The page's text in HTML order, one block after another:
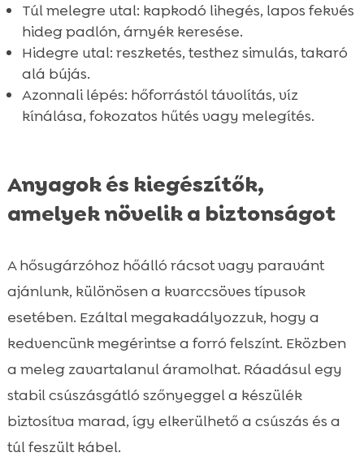
Túl melegre utal: kapkodó lihegés, lapos fekvés
hideg padlón, árnyék keresése.
Hidegre utal: reszketés, testhez simulás, takaró
alá bújás.
Azonnali lépés: hőforrástól távolítás, víz
kínálása, fokozatos hűtés vagy melegítés.
Anyagok és kiegészítők,
amelyek növelik a biztonságot
A hősugárzóhoz hőálló rácsot vagy paravánt
ajánlunk, különösen a kvarccsöves típusok
esetében. Ezáltal megakadályozzuk, hogy a
kedvencünk megérintse a forró felszínt. Eközben
a meleg zavartalanul áramolhat. Ráadásul egy
stabil csúszásgátló szőnyeggel a készülék
biztosítva marad, így elkerülhető a csúszás és a
túl feszült kábel.